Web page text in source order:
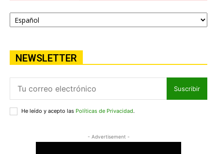
NEWSLETTER
Suscribir
He leído y acepto las Políticas de Privacidad.
- Advertisement -